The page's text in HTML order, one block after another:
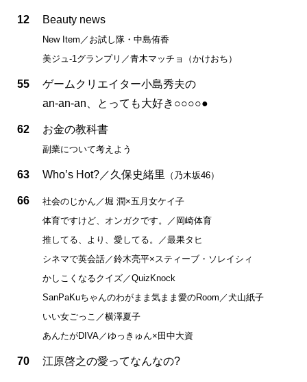
12 Beauty news
New Item／お試し隊・中島侑香
美ジュ-1グランプリ／青木マッチョ（かけおち）
55
ゲームクリエイター小島秀夫の
an-an-an、とっても大好き○○○○●
62 お金の教科書
副業について考えよう
63 Who’s Hot?／久保史緒里 （乃木坂46）
66
社会のじかん／堀 潤×五月女ケイ子
体育ですけど、オンガクです。／岡崎体育
推してる、より、愛してる。／最果タヒ
シネマで英会話／鈴木亮平×スティーブ・ソレイシィ
かしこくなるクイズ／QuizKnock
SanPaKuちゃんのわがまま気まま愛のRoom／犬山紙子
いい女ごっこ／横澤夏子
あんたがDIVA／ゆっきゅん×田中大資
70 江原啓之の愛ってなんなの?